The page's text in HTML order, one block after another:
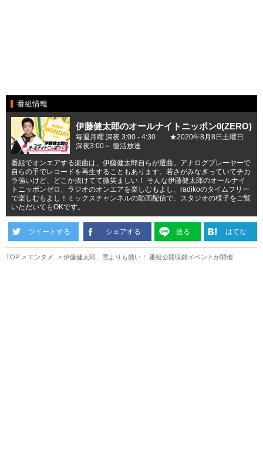
番組情報
伊藤健太郎のオールナイトニッポン0(ZERO)
毎週月曜 深夜 3:00 - 4:30 ★2020年8月8日土曜日
深夜3:00～ 復活放送
番組でオンエアする楽曲は、伊藤健太郎自らが選曲。アナログプレーヤーで
自らの手でレコードを再生することもあります。若さがみなぎっていてチカ
ラ強いけど、どこか抜けてて微笑ましい！ そんな伊藤健太郎のオールナイ
トニッポンゼロ、ラジオのオンエアを楽しむもよし、radikoのタイムフリー
で楽しむもよし！ミックスチャンネルの動画配信で、スタジオの様子をご覧
いただいてもOKです。
ツイートする シェアする 送る はてな
TOP エンタメ 伊藤健太郎、雪よりも熱い！ 番組公開収録イベントが開催